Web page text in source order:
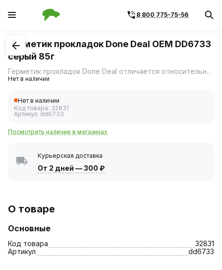
8 800 775-75-56
1/1
Герметик прокладок Done Deal ОЕМ DD6733
серый 85г
Герметик прокладок Done Deal отличается относительно невысокой вязкостью и повышенной водостойкостью.
Нет в наличии
Нет в наличии
Код товара: 32831
Артикул: dd6733
Посмотреть наличие в магазинах
Курьерская доставка
От 2 дней —300 ₽
О товаре
Основные
Код товара
32831
Артикул
dd6733